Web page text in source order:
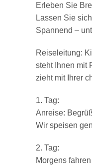
Erleben Sie
Lassen Sie
Spannend –
Reiseleitung:
steht Ihnen mit
zieht mit Ihrer
1. Tag:
Anreise:
Wir speisen
2. Tag:
Morgens